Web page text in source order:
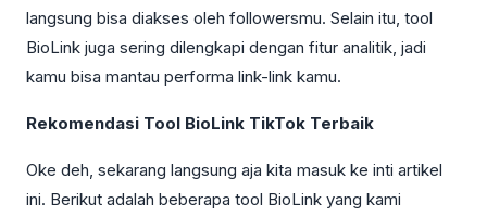
langsung bisa diakses oleh followersmu. Selain itu, tool
BioLink juga sering dilengkapi dengan fitur analitik, jadi
kamu bisa mantau performa link-link kamu.
Rekomendasi Tool BioLink TikTok Terbaik
Oke deh, sekarang langsung aja kita masuk ke inti artikel
ini. Berikut adalah beberapa tool BioLink yang kami